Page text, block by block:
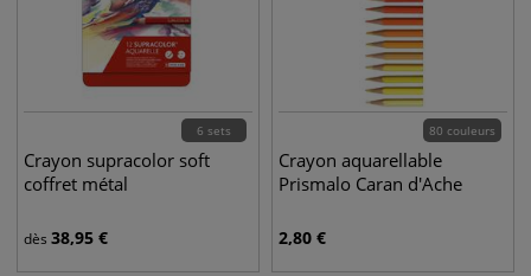
6 sets
Crayon supracolor soft
coffret métal
dès 38,95 €
80 couleurs
Crayon aquarellable
Prismalo Caran d'Ache
2,80 €